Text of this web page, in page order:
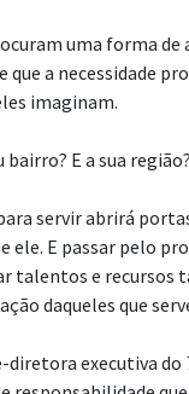
uma forma
que a necessidade
imaginam.
bairro? E a sua
servir abrirá
ele. E passar pelo
talentos e recursos
daqueles que
diretora executiva do